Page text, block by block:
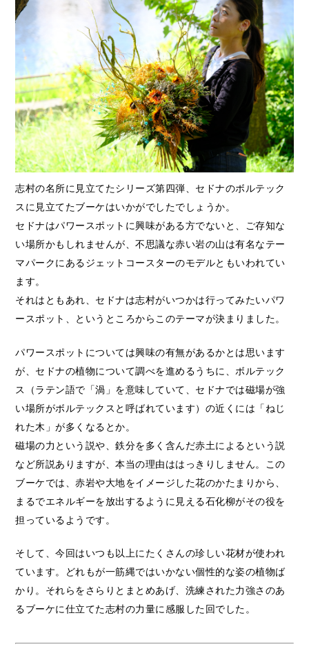
志村の名所に見立てたシリーズ第四弾、セドナのボルテック
スに見立てたブーケはいかがでしたでしょうか。
セドナはパワースポットに興味がある方でないと、ご存知な
い場所かもしれませんが、不思議な赤い岩の山は有名なテー
マパークにあるジェットコースターのモデルともいわれてい
ます。
それはともあれ、セドナは志村がいつかは行ってみたいパワ
ースポット、というところからこのテーマが決まりました。
パワースポットについては興味の有無があるかとは思います
が、セドナの植物について調べを進めるうちに、ボルテック
ス（ラテン語で「渦」を意味していて、セドナでは磁場が強
い場所がボルテックスと呼ばれています）の近くには「ねじ
れた木」が多くなるとか。
磁場の力という説や、鉄分を多く含んだ赤土によるという説
など所説ありますが、本当の理由ははっきりしません。この
ブーケでは、赤岩や大地をイメージした花のかたまりから、
まるでエネルギーを放出するように見える石化柳がその役を
担っているようです。
そして、今回はいつも以上にたくさんの珍しい花材が使われ
ています。どれもが一筋縄ではいかない個性的な姿の植物ば
かり。それらをさらりとまとめあげ、洗練された力強さのあ
るブーケに仕立てた志村の力量に感服した回でした。